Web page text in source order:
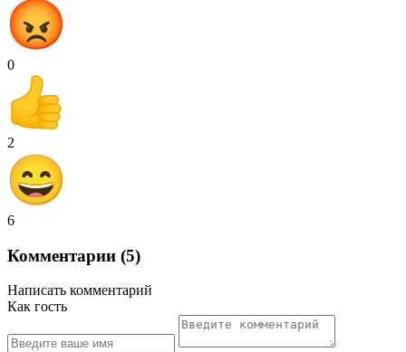
0
2
6
Комментарии (5)
Написать комментарий
Как гость